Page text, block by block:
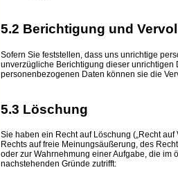
5.2 Berichtigung und
Sofern Sie feststellen, dass uns unrichtige
unverzügliche Berichtigung dieser
personenbezogenen Daten können sie die
5.3 Löschung
Sie haben ein Recht auf Löschung („Recht
Rechts auf freie Meinungsäußerung, des
oder zur Wahrnehmung einer Aufgabe, die im
nachstehenden Gründe zutrifft: